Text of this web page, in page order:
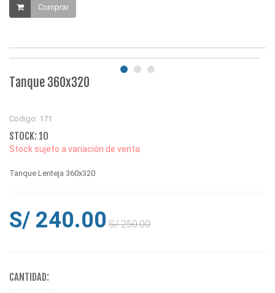
Comprar
Tanque 360x320
Codigo: 171
STOCK: 10
Stock sujeto a variación de venta
Tanque Lenteja 360x320
S/ 240.00 S/ 250.00
CANTIDAD: